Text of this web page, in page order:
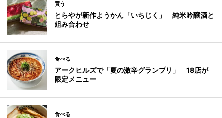
買う
とらやが新作ようかん「いちじく」 純米吟醸酒と
組み合わせ
食べる
アークヒルズで「夏の激辛グランプリ」 18店が
限定メニュー
食べる